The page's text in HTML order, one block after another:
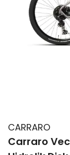
CARRARO
Carraro